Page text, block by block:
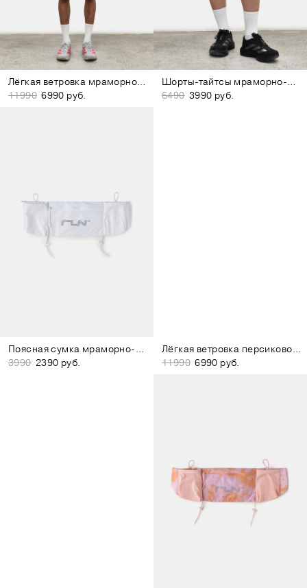
Лёгкая ветровка мраморно-белая
11990 6990 руб.
Шорты-тайтсы мраморно-белые
6490 3990 руб.
Поясная сумка мраморно-белая
3990 2390 руб.
Лёгкая ветровка персиково-розовая
11990 6990 руб.